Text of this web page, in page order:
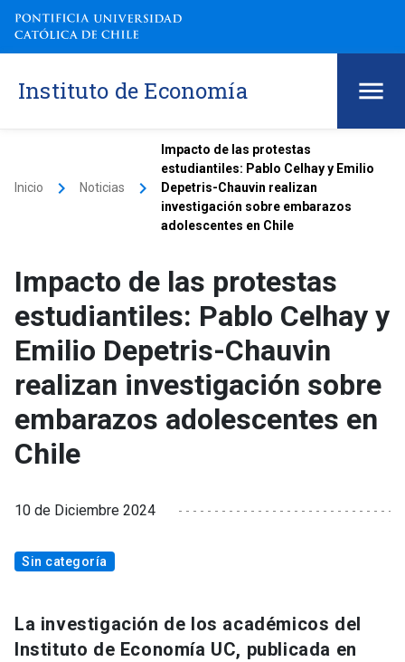
Instituto de Economía
Inicio keyboard_arrow_right Noticias keyboard_arrow_right
Impacto de las protestas
estudiantiles: Pablo Celhay y Emilio
Depetris-Chauvin realizan
investigación sobre embarazos
adolescentes en Chile
Impacto de las protestas
estudiantiles: Pablo Celhay y
Emilio Depetris-Chauvin
realizan investigación sobre
embarazos adolescentes en
Chile
10 de Diciembre 2024
Sin categoría
La investigación de los académicos del
Instituto de Economía UC, publicada en